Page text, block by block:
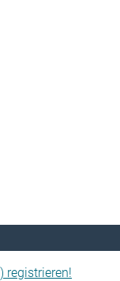
registrieren!